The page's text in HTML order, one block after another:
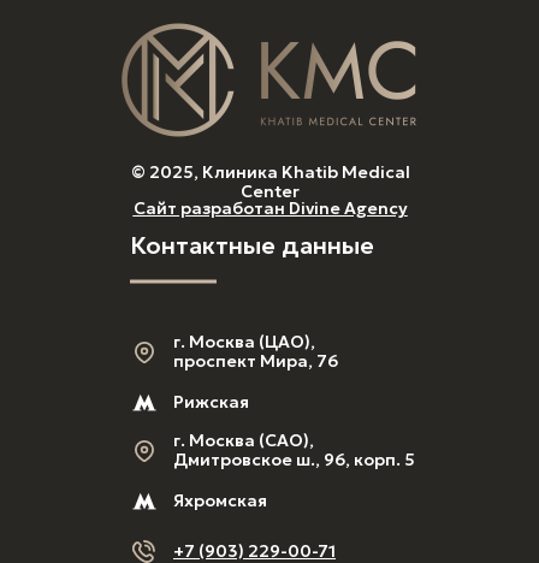
+7 (903) 229-00-71
Яхромская
Рижская
г. Москва (ЦАО),
проспект Мира, 76
Контактные данные
г. Москва (САО),
Дмитровское ш., 96, корп. 5
© 2025, Клиника Khatib Medical
Center
Сайт разработан Divine Agency
брекеты
Керамические
брекеты
Детская
ортодонтия
6
Имплантация all on
4
Имплантация за 1
день